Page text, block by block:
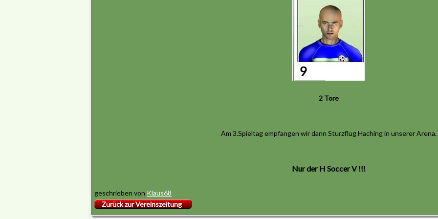
2 Tore
Am 3.Spieltag empfangen wir dann Sturzflug Haching in unserer Arena.
Nur der H Soccer V !!!
geschrieben von Klaus68
Zurück zur Vereinszeitung